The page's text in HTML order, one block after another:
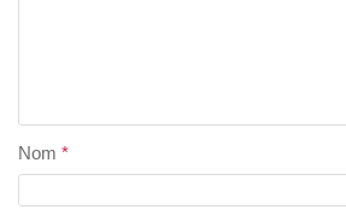
Nom *